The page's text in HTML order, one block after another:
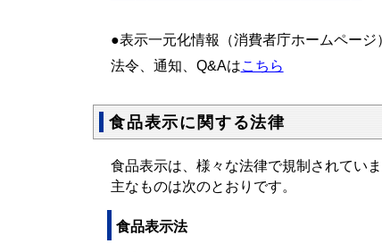
●表示一元化情報（消費者庁ホームページ
法令、通知、Q&Aはこちら
食品表示に関する法律
食品表示は、様々な法律で規制されていま
主なものは次のとおりです。
食品表示法